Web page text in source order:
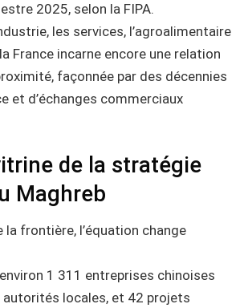
2025, selon la FIPA.
les services, l’agroalimentaire
France incarne encore une relation
façonnée par des décennies
et d’échanges commerciaux
de la stratégie
Maghreb
la frontière, l’équation change
1 311 entreprises chinoises
autorités locales, et 42 projets